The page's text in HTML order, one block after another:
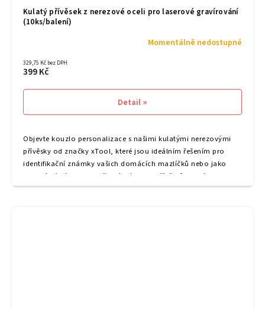
Kulatý přívěsek z nerezové oceli pro laserové gravírování
(10ks/balení)
Momentálně nedostupné
329,75 Kč bez DPH
399 Kč
Detail
Objevte kouzlo personalizace s našimi kulatými nerezovými
přívěsky od značky xTool, které jsou ideálním řešením pro
identifikační známky vašich domácích mazlíčků nebo jako
originální dárky pro vaše blízké. Sada přívěsků, které jsou...